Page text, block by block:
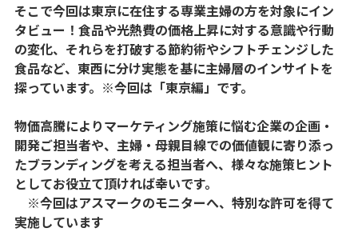
そこで今回は東京に在住する専業主婦の方を対象にイン
タビュー！食品や光熱費の価格上昇に対する意識や行動
の変化、それらを打破する節約術やシフトチェンジした
食品など、東西に分け実態を基に主婦層のインサイトを
探っています。※今回は「東京編」です。
物価高騰によりマーケティング施策に悩む企業の企画・
開発ご担当者や、主婦・母親目線での価値観に寄り添っ
たブランディングを考える担当者へ、様々な施策ヒント
としてお役立て頂ければ幸いです。
※今回はアスマークのモニターへ、特別な許可を得て
実施しています